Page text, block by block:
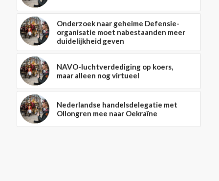
Onderzoek naar geheime Defensie-
organisatie moet nabestaanden meer
duidelijkheid geven
NAVO-luchtverdediging op koers,
maar alleen nog virtueel
Nederlandse handelsdelegatie met
Ollongren mee naar Oekraïne